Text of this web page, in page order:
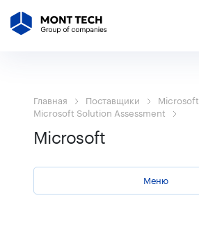
Главная Поставщики
Microsoft
Microsoft Solution Assessment
Microsoft
Меню